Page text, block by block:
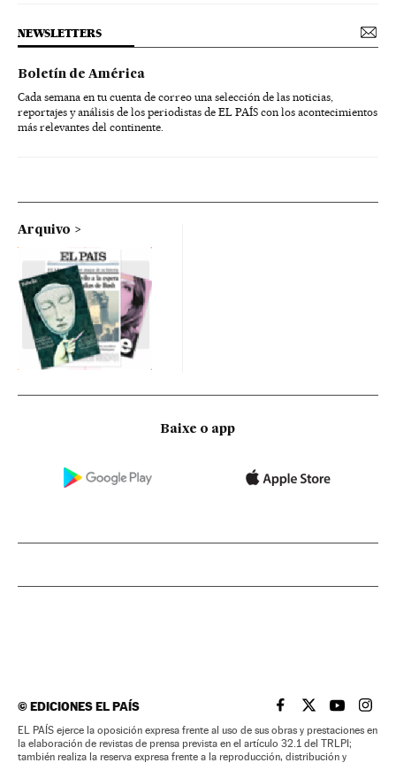
NEWSLETTERS
Boletín de América
Cada semana en tu cuenta de correo una selección de las noticias,
reportajes y análisis de los periodistas de EL PAÍS con los acontecimientos
más relevantes del continente.
Arquivo
Baixe o app
©EDICIONES EL PAÍS EL PAÍS BRASIL EN
EL PAÍSEL PAÍS
EL
EL PAÍS ejerce la oposición expresa frente al uso de sus obras y prestaciones en
la elaboración de revistas de prensa prevista en el artículo 32.1 del TRLPI;
también realiza la reserva expresa frente a la reproducción, distribución y